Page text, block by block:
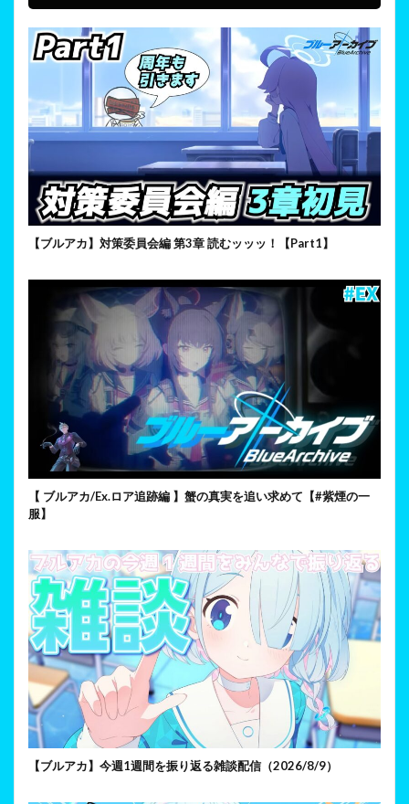
【ブルアカ】対策委員会編 第3章 読むッッッ！【Part1】
【 ブルアカ/Ex.ロア追跡編 】蟹の真実を追い求めて【#紫煙の一
服】
【ブルアカ】今週1週間を振り返る雑談配信（2026/8/9）